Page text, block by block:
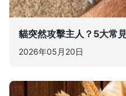
貓突然攻擊主人？5大常
2026年05月20日